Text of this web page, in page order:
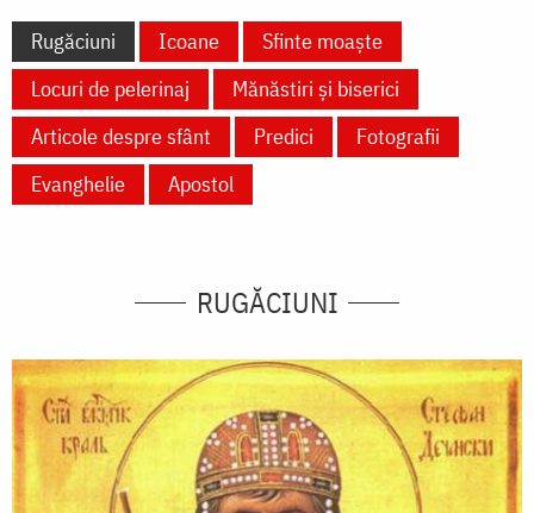
Rugăciuni Icoane
Sfinte moaște
Locuri de pelerinaj
Mănăstiri și biserici
Articole despre sfânt
Predici
Fotografii
Evanghelie
Apostol
RUGĂCIUNI